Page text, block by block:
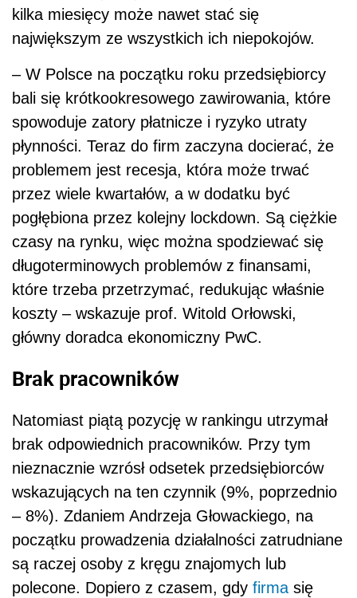
kilka miesięcy może nawet stać się
największym ze wszystkich ich niepokojów.
– W Polsce na początku roku przedsiębiorcy
bali się krótkookresowego zawirowania, które
spowoduje zatory płatnicze i ryzyko utraty
płynności. Teraz do firm zaczyna docierać, że
problemem jest recesja, która może trwać
przez wiele kwartałów, a w dodatku być
pogłębiona przez kolejny lockdown. Są ciężkie
czasy na rynku, więc można spodziewać się
długoterminowych problemów z finansami,
które trzeba przetrzymać, redukując właśnie
koszty – wskazuje prof. Witold Orłowski,
główny doradca ekonomiczny PwC.
Brak pracowników
Natomiast piątą pozycję w rankingu utrzymał
brak odpowiednich pracowników. Przy tym
nieznacznie wzrósł odsetek przedsiębiorców
wskazujących na ten czynnik (9%, poprzednio
– 8%). Zdaniem Andrzeja Głowackiego, na
początku prowadzenia działalności zatrudniane
są raczej osoby z kręgu znajomych lub
polecone. Dopiero z czasem, gdy firma się